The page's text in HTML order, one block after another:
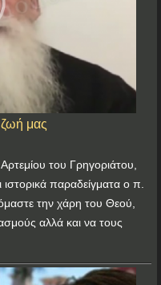
μας
του Γρηγοριάτου,
παραδείγματα ο π.
την χάρη του Θεού,
αλλά και να τους